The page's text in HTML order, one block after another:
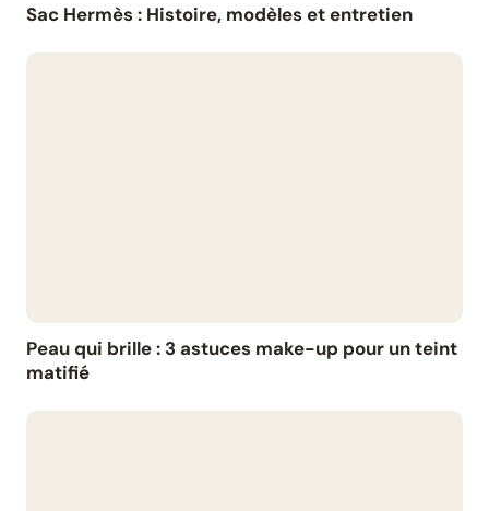
Sac Hermès : Histoire, modèles et entretien
Peau qui brille : 3 astuces make-up pour un teint
matifié